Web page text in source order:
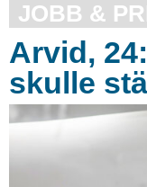
JOBB &
Arvid,
skulle